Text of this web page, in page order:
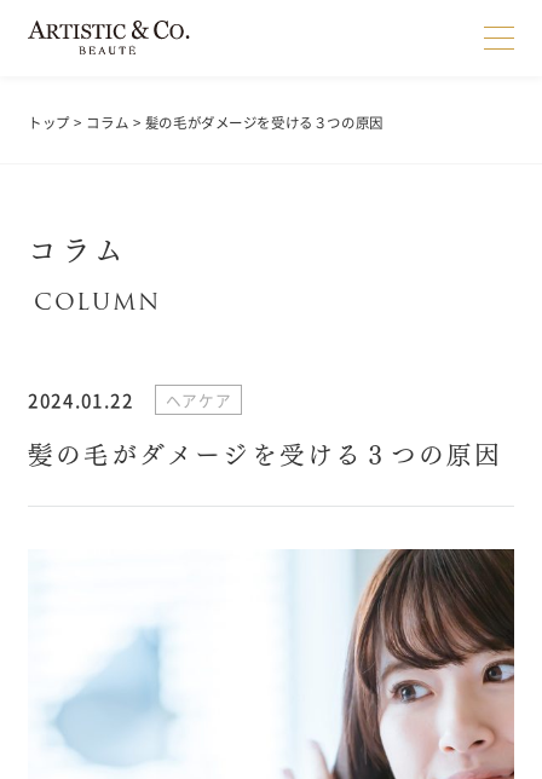
トップ> コラム > 髪の毛がダメージを受ける３つの原因
コラム
2024.01.22 ヘアケア
髪の毛がダメージを受ける３つの原因